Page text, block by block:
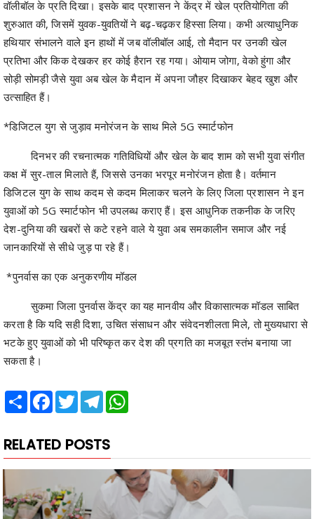
प्रतिभा और किक देखकर हर कोई हैरान रह गया। ओयाम जोगा, वेको हुंगा और
सोड़ी सोमड़ी जैसे युवा अब खेल के मैदान में अपना जौहर दिखाकर बेहद खुश और
उत्साहित हैं।
*डिजिटल युग से जुड़ाव मनोरंजन के साथ मिले 5G स्मार्टफोन
कक्ष में सुर-ताल मिलाते हैं, जिससे उनका भरपूर मनोरंजन होता है। वर्तमान
डिजिटल युग के साथ कदम से कदम मिलाकर चलने के लिए जिला प्रशासन ने इन
युवाओं को 5G स्मार्टफोन भी उपलब्ध कराए हैं। इस आधुनिक तकनीक के जरिए
देश-दुनिया की खबरों से कटे रहने वाले ये युवा अब समकालीन समाज और नई
जानकारियों से सीधे जुड़ पा रहे हैं।
*पुनर्वास का एक अनुकरणीय मॉडल
करता है कि यदि सही दिशा, उचित संसाधन और संवेदनशीलता मिले, तो मुख्यधारा से
भटके हुए युवाओं को भी परिष्कृत कर देश की प्रगति का मजबूत स्तंभ बनाया जा
सकता है।
Share
RELATED POSTS